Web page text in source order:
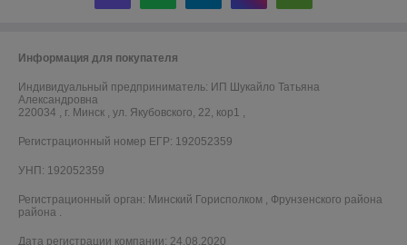
Информация для покупателя
Индивидуальный предприниматель: ИП Шукайло Татьяна
Александровна
220034 , г. Минск , ул. Якубовского, 22, кор1 ,
Регистрационный номер ЕГР: 192052359
УНП: 192052359
Регистрационный орган: Минский Горисполком , Фрунзенского района
района .
Дата регистрации компании: 24.08.2020